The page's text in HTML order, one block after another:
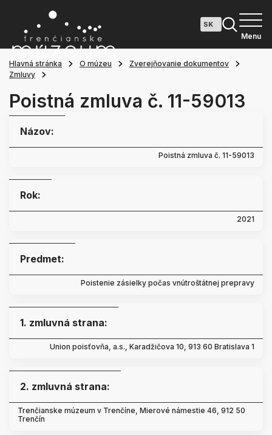
Menu
Hlavná stránka O múzeu
Zverejňovanie dokumentov
Zmluvy
Poistná zmluva č. 11-59013
Názov:
Poistná zmluva č. 11-59013
Rok:
2021
Predmet:
Poistenie zásielky počas vnútroštátnej prepravy
1. zmluvná strana:
Union poisťovňa, a.s., Karadžičova 10, 913 60 Bratislava 1
2. zmluvná strana:
Trenčianske múzeum v Trenčíne, Mierové námestie 46, 912 50
Trenčín